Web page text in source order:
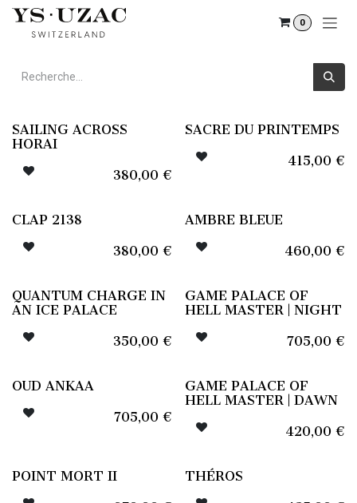
Se rendre au contenu
0
SAILING ACROSS
HORAI
380,00 €
SACRE DU PRINTEMPS
415,00 €
CLAP 2138
380,00 €
AMBRE BLEUE
460,00 €
QUANTUM CHARGE IN
AN ICE PALACE
350,00 €
GAME PALACE OF
HELL MASTER | NIGHT
705,00 €
OUD ANKAA
705,00 €
GAME PALACE OF
HELL MASTER | DAWN
420,00 €
POINT MORT II THÉROS